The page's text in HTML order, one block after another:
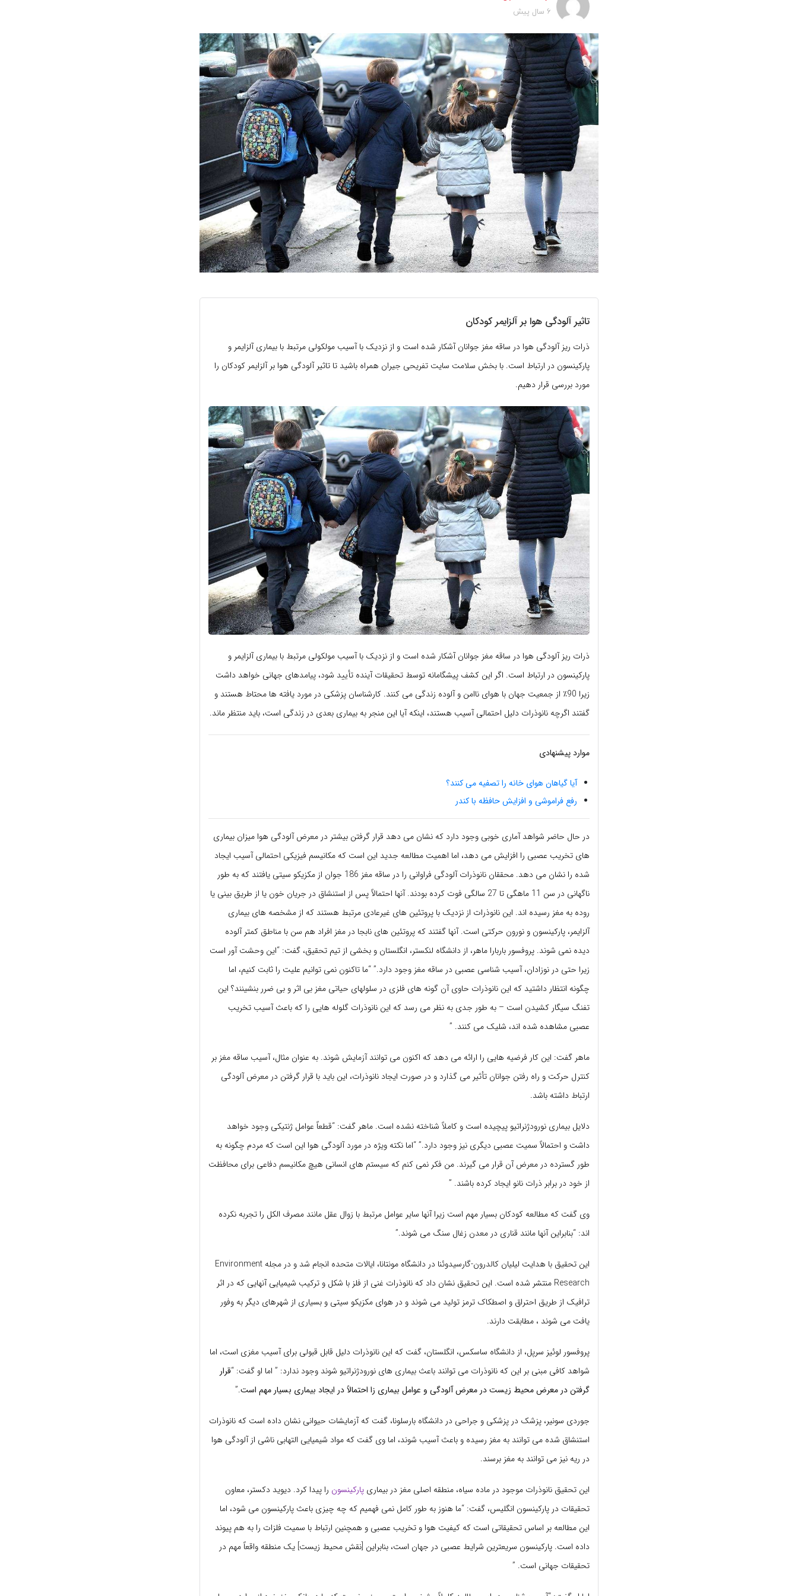
6 سال پیش
تاثیر آلودگی هوا بر آلزایمر کودکان
ذرات ریز آلودگی هوا در ساقه مغز جوانان آشکار شده است و از نزدیک با آسیب مولکولی مرتبط با بیماری آلزایمر و
پارکینسون در ارتباط است. با بخش سلامت سایت تفریحی جیران همراه باشید تا تاثیر آلودگی هوا بر آلزایمر کودکان را
مورد بررسی قرار دهیم.
ذرات ریز آلودگی هوا در ساقه مغز جوانان آشکار شده است و از نزدیک با آسیب مولکولی مرتبط با بیماری آلزایمر و
پارکینسون در ارتباط است. اگر این کشف پیشگامانه توسط تحقیقات آینده تأیید شود، پیامدهای جهانی خواهد داشت
زیرا 90٪ از جمعیت جهان با هوای ناامن و آلوده زندگی می کنند. کارشناسان پزشکی در مورد یافته ها محتاط هستند و
گفتند اگرچه نانوذرات دلیل احتمالی آسیب هستند، اینکه آیا این منجر به بیماری بعدی در زندگی است، باید منتظر ماند.
موارد پیشنهادی
آیا گیاهان هوای خانه را تصفیه می کنند؟
رفع فراموشی و افزایش حافظه با کندر
در حال حاضر شواهد آماری خوبی وجود دارد که نشان می دهد قرار گرفتن بیشتر در معرض آلودگی هوا میزان بیماری
های تخریب عصبی را افزایش می دهد، اما اهمیت مطالعه جدید این است که مکانیسم فیزیکی احتمالی آسیب ایجاد
شده را نشان می دهد. محققان نانوذرات آلودگی فراوانی را در ساقه مغز 186 جوان از مکزیکو سیتی یافتند که به طور
ناگهانی در سن 11 ماهگی تا 27 سالگی فوت کرده بودند. آنها احتمالاً پس از استنشاق در جریان خون یا از طریق بینی یا
روده به مغز رسیده اند. این نانوذرات از نزدیک با پروتئین های غیرعادی مرتبط هستند که از مشخصه های بیماری
آلزایمر، پارکینسون و نورون حرکتی است. آنها گفتند که پروتئین های نابجا در مغز افراد هم سن با مناطق کمتر آلوده
دیده نمی شوند. پروفسور باربارا ماهر، از دانشگاه لنکستر، انگلستان و بخشی از تیم تحقیق، گفت: “این وحشت آور است
زیرا حتی در نوزادان، آسیب شناسی عصبی در ساقه مغز وجود دارد.” “ما تاکنون نمی توانیم علیت را ثابت کنیم، اما
چگونه انتظار داشتید که این نانوذرات حاوی آن گونه های فلزی در سلولهای حیاتی مغز بی اثر و بی ضرر بنشینند؟ این
تفنگ سیگار کشیدن است – به طور جدی به نظر می رسد که این نانوذرات گلوله هایی را که باعث آسیب تخریب
عصبی مشاهده شده اند، شلیک می کنند. ”
ماهر گفت: این کار فرضیه هایی را ارائه می دهد که اکنون می توانند آزمایش شوند. به عنوان مثال، آسیب ساقه مغز بر
کنترل حرکت و راه رفتن جوانان تأثیر می گذارد و در صورت ایجاد نانوذرات، این باید با قرار گرفتن در معرض آلودگی
ارتباط داشته باشد.
دلایل بیماری نورودژنراتیو پیچیده است و کاملاً شناخته نشده است. ماهر گفت: “قطعاً عوامل ژنتیکی وجود خواهد
داشت و احتمالاً سمیت عصبی دیگری نیز وجود دارد.” “اما نکته ویژه در مورد آلودگی هوا این است که مردم چگونه به
طور گسترده در معرض آن قرار می گیرند. من فکر نمی کنم که سیستم های انسانی هیچ مکانیسم دفاعی برای محافظت
از خود در برابر ذرات نانو ایجاد کرده باشند. ”
وی گفت که مطالعه کودکان بسیار مهم است زیرا آنها سایر عوامل مرتبط با زوال عقل مانند مصرف الکل را تجربه نکرده
اند: “بنابراین آنها مانند قناری در معدن زغال سنگ می شوند.”
این تحقیق با هدایت لیلیان کالدرون-گارسیدوئنا در دانشگاه مونتانا، ایالات متحده انجام شد و در مجله Environment
Research منتشر شده است. این تحقیق نشان داد که نانوذرات غنی از فلز با شکل و ترکیب شیمیایی آنهایی که در اثر
ترافیک از طریق احتراق و اصطکاک ترمز تولید می شوند و در هوای مکزیکو سیتی و بسیاری از شهرهای دیگر به وفور
یافت می شوند ، مطابقت دارند.
پروفسور لوئیز سرپل، از دانشگاه ساسکس، انگلستان، گفت که این نانوذرات دلیل قابل قبولی برای آسیب مغزی است، اما
شواهد کافی مبنی بر این که نانوذرات می توانند باعث بیماری های نورودژنراتیو شوند وجود ندارد: ” اما او گفت: “قرار
گرفتن در معرض محیط زیست در معرض آلودگی و عوامل بیماری زا احتمالاً در ایجاد بیماری بسیار مهم است.”
جوردی سونیر، پزشک در پزشکی و جراحی در دانشگاه بارسلونا، گفت که آزمایشات حیوانی نشان داده است که نانوذرات
استنشاق شده می توانند به مغز رسیده و باعث آسیب شوند، اما وی گفت که مواد شیمیایی التهابی ناشی از آلودگی هوا
در ریه نیز می توانند به مغز برسند.
این تحقیق نانوذرات موجود در ماده سیاه، منطقه اصلی مغز در بیماری پارکینسون را پیدا کرد. دیوید دکستر، معاون
تحقیقات در پارکینسون انگلیس، گفت: “ما هنوز به طور کامل نمی فهمیم که چه چیزی باعث پارکینسون می شود، اما
این مطالعه بر اساس تحقیقاتی است که کیفیت هوا و تخریب عصبی و همچنین ارتباط با سمیت فلزات را به هم پیوند
داده است. پارکینسون سریعترین شرایط عصبی در جهان است، بنابراین [نقش محیط زیست] یک منطقه واقعاً مهم در
تحقیقات جهانی است. ”